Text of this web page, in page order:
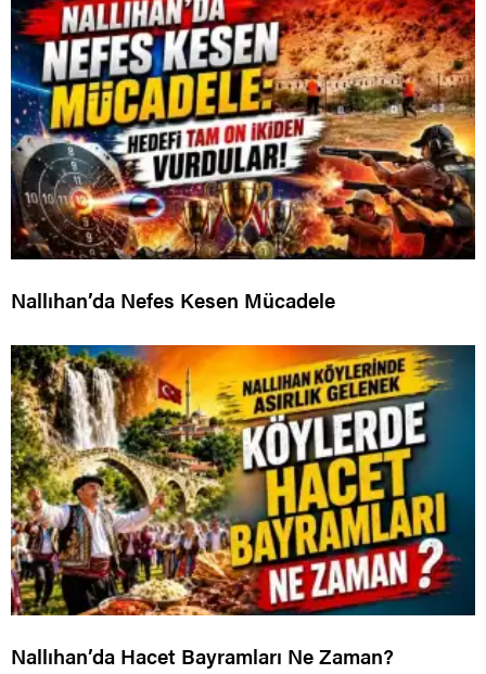
Nallıhan’da Nefes Kesen Mücadele
Nallıhan’da Hacet Bayramları Ne Zaman?